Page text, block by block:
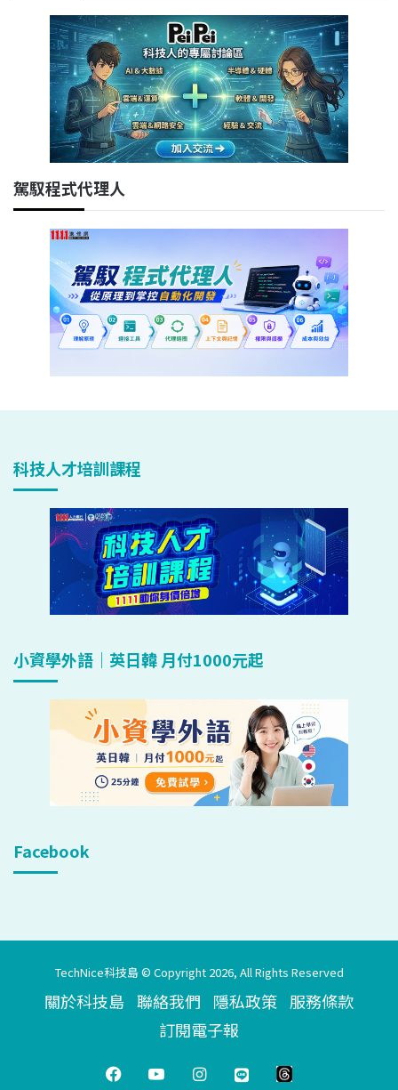
駕馭程式代理人
科技人才培訓課程
小資學外語｜英日韓 月付1000元起
Facebook
TechNice科技島 © Copyright 2026, All Rights Reserved
關於科技島 聯絡我們 隱私政策 服務條款
訂閱電子報